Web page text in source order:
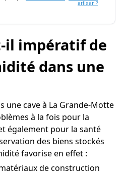
artisan ?
il impératif de
dans une
une cave à La Grande-Motte
à la fois pour la
également pour la santé
des biens stockés
favorise en effet :
de construction